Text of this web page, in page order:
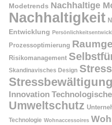
Modetrends Nachhaltige
Nachhaltigkeit
Entwicklung
Prozessoptimierung
Risikomanagement
Skandinavisches Design
Stressbewältigung
Innovation
Umweltschutz
Technologie Wohnaccessoires